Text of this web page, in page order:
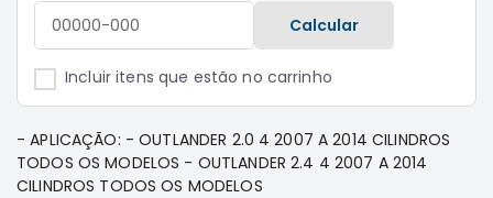
Triton
e
Dakar
Suspensão
Freio
Calcular
Incluir itens que estão no carrinho
- APLICAÇÃO: - OUTLANDER 2.0 4 2007 A 2014 CILINDROS
TODOS OS MODELOS - OUTLANDER 2.4 4 2007 A 2014
CILINDROS TODOS OS MODELOS